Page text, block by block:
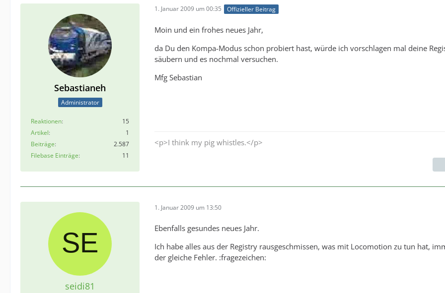
Sebastianeh
Administrator
Reaktionen
15
Artikel
1
Beiträge
2.587
Filebase Einträge
11
1. Januar 2009 um 00:35 Offizieller Beitrag
Moin und ein frohes neues Jahr,
da Du den Kompa-Modus schon probiert hast, würde ich vorschlagen mal deine
säubern und es nochmal versuchen.
Mfg Sebastian
<p>I think my pig whistles.</p>
seidi81
1. Januar 2009 um 13:50
Ebenfalls gesundes neues Jahr.
Ich habe alles aus der Registry rausgeschmissen, was mit Locomotion zu tun hat,
der gleiche Fehler. :fragezeichen: